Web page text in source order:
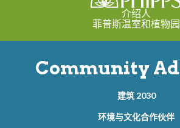
介绍人
菲普斯温室和植物园
Community
建筑 2030
环境与文化合作伙伴